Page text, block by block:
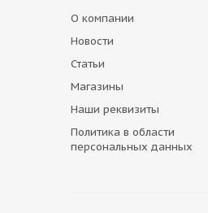
О компании
Новости
Статьи
Магазины
Наши реквизиты
Политика в области
персональных данных